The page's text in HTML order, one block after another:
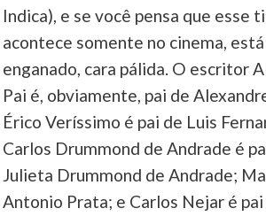
Indica), e se você pensa que esse
acontece somente no cinema,
enganado, cara pálida. O escritor
Pai é, obviamente, pai de
Érico Veríssimo é pai de Luis
Carlos Drummond de Andrade é
Julieta Drummond de Andrade;
Antonio Prata; e Carlos Nejar é